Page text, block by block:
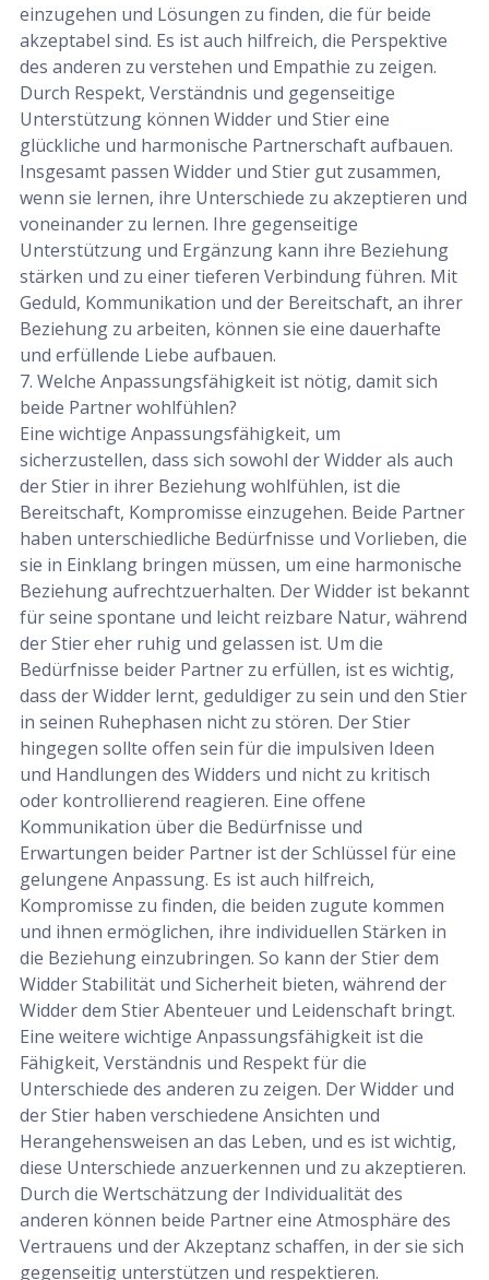
einzugehen und Lösungen zu finden, die für beide
akzeptabel sind. Es ist auch hilfreich, die Perspektive
des anderen zu verstehen und Empathie zu zeigen.
Durch Respekt, Verständnis und gegenseitige
Unterstützung können Widder und Stier eine
glückliche und harmonische Partnerschaft aufbauen.
Insgesamt passen Widder und Stier gut zusammen,
wenn sie lernen, ihre Unterschiede zu akzeptieren und
voneinander zu lernen. Ihre gegenseitige
Unterstützung und Ergänzung kann ihre Beziehung
stärken und zu einer tieferen Verbindung führen. Mit
Geduld, Kommunikation und der Bereitschaft, an ihrer
Beziehung zu arbeiten, können sie eine dauerhafte
und erfüllende Liebe aufbauen.
7. Welche Anpassungsfähigkeit ist nötig, damit sich
beide Partner wohlfühlen?
Eine wichtige Anpassungsfähigkeit, um
sicherzustellen, dass sich sowohl der Widder als auch
der Stier in ihrer Beziehung wohlfühlen, ist die
Bereitschaft, Kompromisse einzugehen. Beide Partner
haben unterschiedliche Bedürfnisse und Vorlieben, die
sie in Einklang bringen müssen, um eine harmonische
Beziehung aufrechtzuerhalten. Der Widder ist bekannt
für seine spontane und leicht reizbare Natur, während
der Stier eher ruhig und gelassen ist. Um die
Bedürfnisse beider Partner zu erfüllen, ist es wichtig,
dass der Widder lernt, geduldiger zu sein und den Stier
in seinen Ruhephasen nicht zu stören. Der Stier
hingegen sollte offen sein für die impulsiven Ideen
und Handlungen des Widders und nicht zu kritisch
oder kontrollierend reagieren. Eine offene
Kommunikation über die Bedürfnisse und
Erwartungen beider Partner ist der Schlüssel für eine
gelungene Anpassung. Es ist auch hilfreich,
Kompromisse zu finden, die beiden zugute kommen
und ihnen ermöglichen, ihre individuellen Stärken in
die Beziehung einzubringen. So kann der Stier dem
Widder Stabilität und Sicherheit bieten, während der
Widder dem Stier Abenteuer und Leidenschaft bringt.
Eine weitere wichtige Anpassungsfähigkeit ist die
Fähigkeit, Verständnis und Respekt für die
Unterschiede des anderen zu zeigen. Der Widder und
der Stier haben verschiedene Ansichten und
Herangehensweisen an das Leben, und es ist wichtig,
diese Unterschiede anzuerkennen und zu akzeptieren.
Durch die Wertschätzung der Individualität des
anderen können beide Partner eine Atmosphäre des
Vertrauens und der Akzeptanz schaffen, in der sie sich
gegenseitig unterstützen und respektieren.